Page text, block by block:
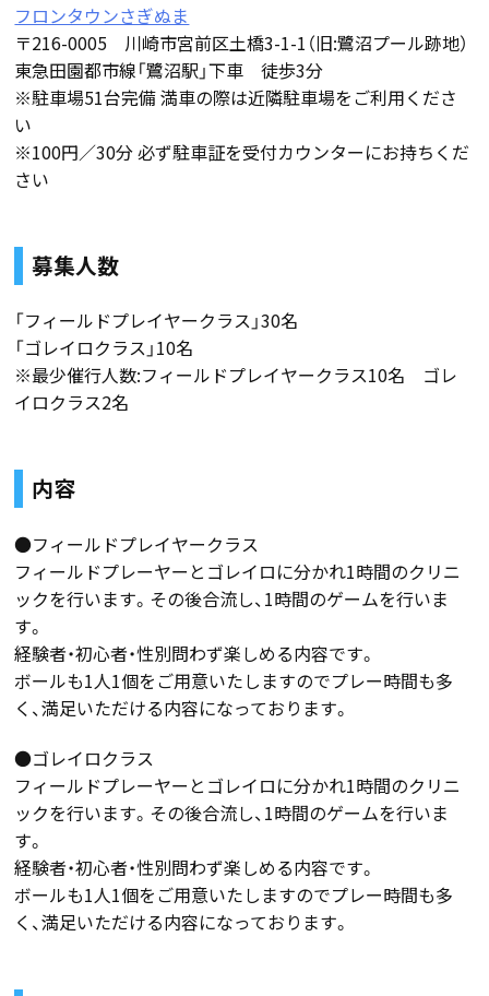
フロンタウンさぎぬま
〒216-0005 川崎市宮前区土橋3-1-1（旧:鷺沼プール跡地）
東急田園都市線「鷺沼駅」下車 徒歩3分
※駐車場51台完備 満車の際は近隣駐車場をご利用くださ
い
※100円／30分 必ず駐車証を受付カウンターにお持ちくだ
さい
募集人数
「フィールドプレイヤークラス」30名
「ゴレイロクラス」10名
※最少催行人数:フィールドプレイヤークラス10名 ゴレ
イロクラス2名
内容
●フィールドプレイヤークラス
フィールドプレーヤーとゴレイロに分かれ1時間のクリニ
ックを行います。その後合流し、1時間のゲームを行いま
す。
経験者・初心者・性別問わず楽しめる内容です。
ボールも1人1個をご用意いたしますのでプレー時間も多
く、満足いただける内容になっております。
●ゴレイロクラス
フィールドプレーヤーとゴレイロに分かれ1時間のクリニ
ックを行います。その後合流し、1時間のゲームを行いま
す。
経験者・初心者・性別問わず楽しめる内容です。
ボールも1人1個をご用意いたしますのでプレー時間も多
く、満足いただける内容になっております。